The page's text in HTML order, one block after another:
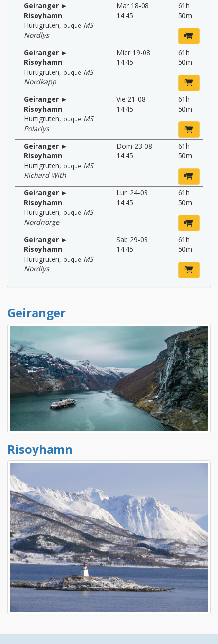
Geiranger ►
Risoyhamn
Hurtigruten, buque MS
Nordlys
Mar 18-08
14:45
61h
50m
Geiranger ►
Risoyhamn
Hurtigruten, buque MS
Nordkapp
Mier 19-08
14:45
61h
50m
Geiranger ►
Risoyhamn
Hurtigruten, buque MS
Polarlys
Vie 21-08
14:45
61h
50m
Geiranger ►
Risoyhamn
Hurtigruten, buque MS
Richard With
Dom 23-08
14:45
61h
50m
Geiranger ►
Risoyhamn
Hurtigruten, buque MS
Nordnorge
Lun 24-08
14:45
61h
50m
Geiranger ►
Risoyhamn
Hurtigruten, buque MS
Nordlys
Sab 29-08
14:45
61h
50m
Geiranger
Risoyhamn